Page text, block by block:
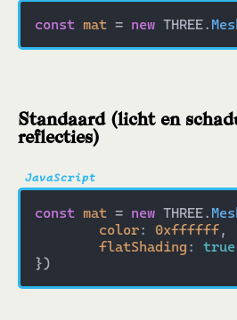
const mat = new THREE.
Standaard (licht en
reflecties)
const mat = new THREE.
color: 0xffffff,
flatShading : true